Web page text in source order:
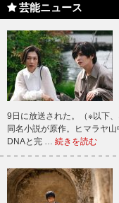
芸能ニュース
9日に放送された。（※以下
同名小説が原作。ヒマラヤ
DNAと完 … 続きを読む